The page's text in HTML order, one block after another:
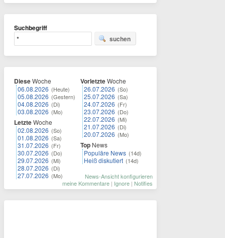
Suchbegriff
suchen
DieseWoche
06.08.2026 (Heute)
05.08.2026 (Gestern)
04.08.2026 (Di)
03.08.2026 (Mo)
LetzteWoche
02.08.2026 (So)
01.08.2026 (Sa)
31.07.2026 (Fr)
30.07.2026 (Do)
29.07.2026 (Mi)
28.07.2026 (Di)
27.07.2026 (Mo)
VorletzteWoche
26.07.2026 (So)
25.07.2026 (Sa)
24.07.2026 (Fr)
23.07.2026 (Do)
22.07.2026 (Mi)
21.07.2026 (Di)
20.07.2026 (Mo)
Top News
Populäre News (14d)
Heiß diskutiert (14d)
News-Ansicht konfigurieren
meine Kommentare | Ignore | Notifies